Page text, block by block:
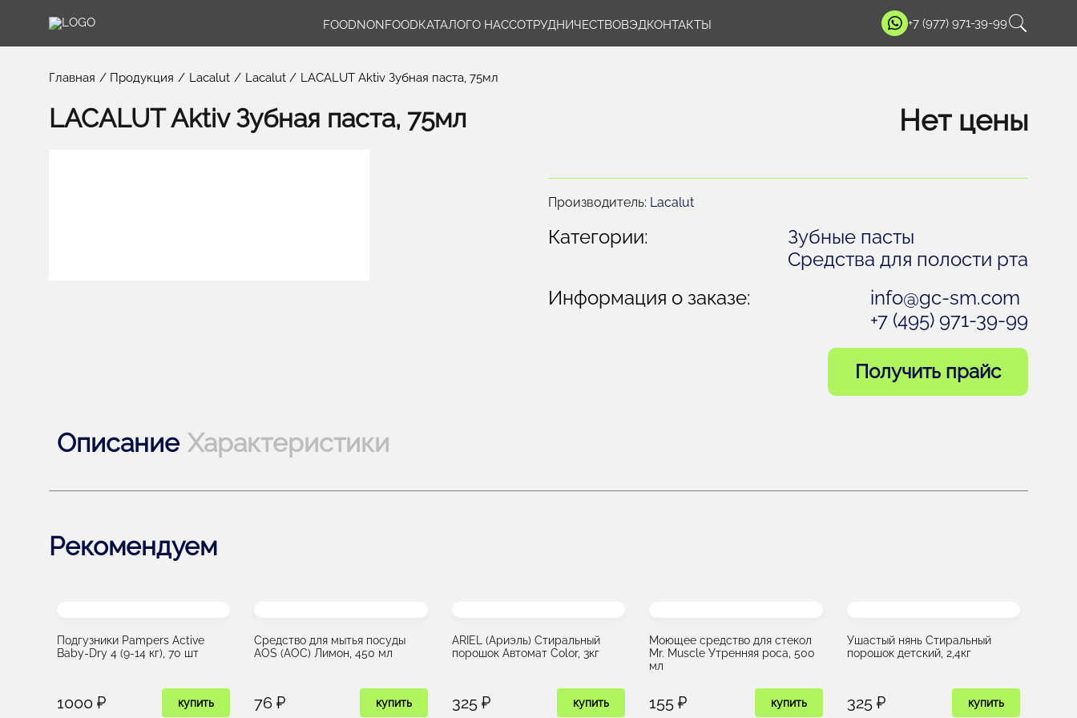
FOODNONFOODКАТАЛОГО НАССОТРУДНИЧЕСТВОВЭДКОНТАКТЫ +7 (977) 971-39-99
Главная Продукция Lacalut Lacalut LACALUT Aktiv Зубная паста, 75мл
LACALUT Aktiv Зубная паста, 75мл Нет цены
Производитель: Lacalut
Категории:
Зубные пасты
Средства для полости рта
Информация о заказе:
info@gc-sm.com
+7 (495) 971-39-99
Получить прайс
Описание Характеристики
Рекомендуем
Подгузники Pampers Active
Baby-Dry 4 (9-14 кг), 70 шт
1000 ₽ купить
Средство для мытья посуды
AOS (АОС) Лимон, 450 мл
76 ₽ купить
ARIEL (Ариэль) Стиральный
порошок Автомат Color, 3кг
325 ₽ купить
Моющее средство для стекол
Mr. Muscle Утренняя роса, 500
мл
155 ₽ купить
Ушастый нянь Стиральный
порошок детский, 2,4кг
325 ₽ купить